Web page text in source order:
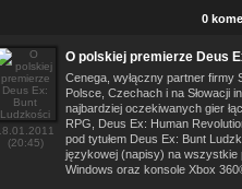
0
(20:45)
O polskiej premierze Deus
Cenega, wyłączny partner firmy
Polsce, Czechach i na Słowacji
najbardziej oczekiwanych gier
RPG, Deus Ex: Human
pod tytułem Deus Ex: Bunt
językowej (napisy) na wszystkie
Windows oraz konsole Xbox